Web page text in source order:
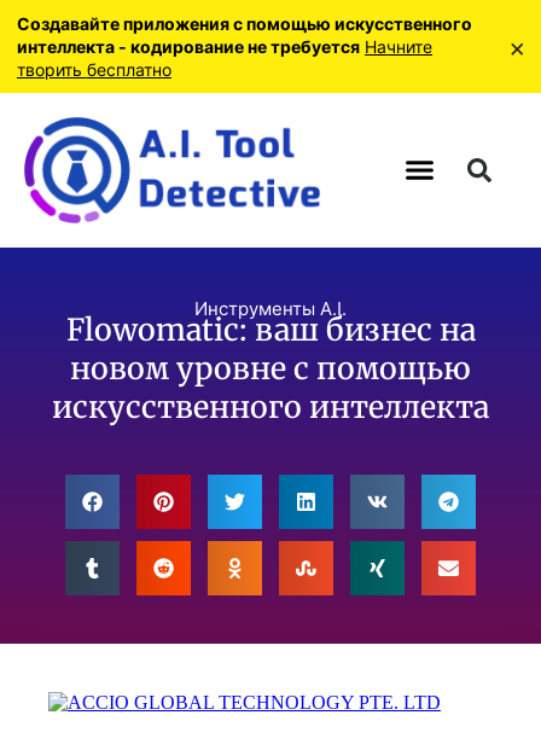
Инструменты A.I.
Flowomatic: ваш бизнес на
новом уровне с помощью
искусственного интеллекта
Создавайте приложения с помощью искусственного
интеллекта - кодирование не требуется Начните
творить бесплатно
×